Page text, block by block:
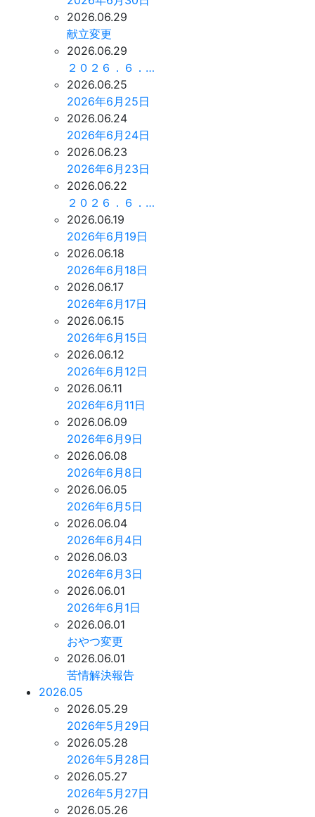
2026.06.29
献立変更
2026.06.29
２０２６．６．…
2026.06.25
2026年6月25日
2026.06.24
2026年6月24日
2026.06.23
2026年6月23日
2026.06.22
２０２６．６．…
2026.06.19
2026年6月19日
2026.06.18
2026年6月18日
2026.06.17
2026年6月17日
2026.06.15
2026年6月15日
2026.06.12
2026年6月12日
2026.06.11
2026年6月11日
2026.06.09
2026年6月9日
2026.06.08
2026年6月8日
2026.06.05
2026年6月5日
2026.06.04
2026年6月4日
2026.06.03
2026年6月3日
2026.06.01
2026年6月1日
2026.06.01
おやつ変更
2026.06.01
苦情解決報告
2026.05
2026.05.29
2026年5月29日
2026.05.28
2026年5月28日
2026.05.27
2026年5月27日
2026.05.26